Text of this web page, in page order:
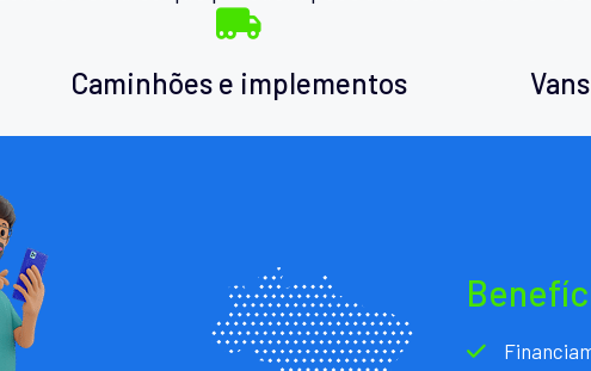
Caminhões e implementos